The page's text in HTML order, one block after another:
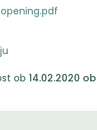
ob 14.02.2020